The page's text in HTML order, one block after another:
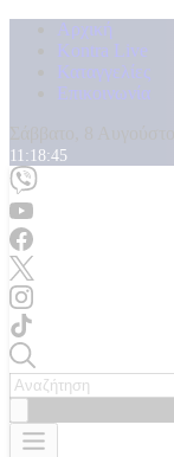
Αρχική
Kontra Live
Καταγγελίες
Επικοινωνία
11:18:46